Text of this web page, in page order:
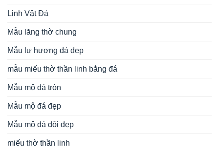
Linh Vật Đá
Mẫu lăng thờ chung
Mẫu lư hương đá đẹp
mẫu miếu thờ thần linh bằng đá
Mẫu mộ đá tròn
Mẫu mộ đá đẹp
Mẫu mộ đá đôi đẹp
miếu thờ thần linh